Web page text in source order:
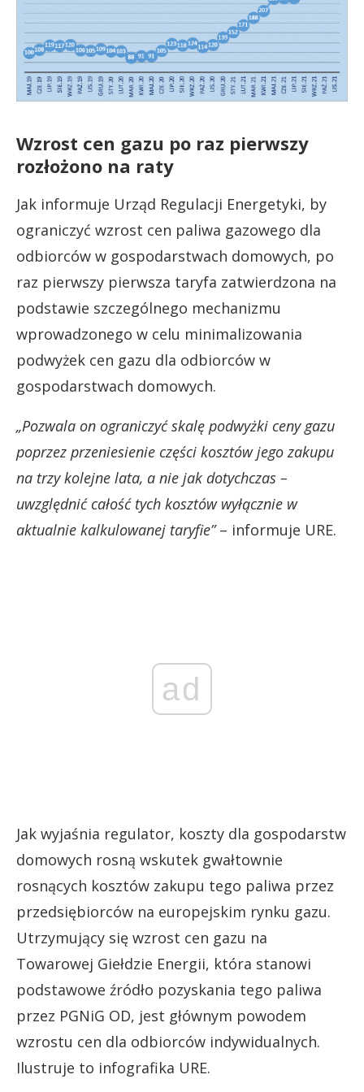
Wzrost cen gazu po raz pierwszy
rozłożono na raty
Jak informuje Urząd Regulacji Energetyki, by
ograniczyć wzrost cen paliwa gazowego dla
odbiorców w gospodarstwach domowych, po
raz pierwszy pierwsza taryfa zatwierdzona na
podstawie szczególnego mechanizmu
wprowadzonego w celu minimalizowania
podwyżek cen gazu dla odbiorców w
gospodarstwach domowych.
„Pozwala on ograniczyć skalę podwyżki ceny gazu
poprzez przeniesienie części kosztów jego zakupu
na trzy kolejne lata, a nie jak dotychczas –
uwzględnić całość tych kosztów wyłącznie w
aktualnie kalkulowanej taryfie”– informuje URE.
ad
Jak wyjaśnia regulator, koszty dla gospodarstw
domowych rosną wskutek gwałtownie
rosnących kosztów zakupu tego paliwa przez
przedsiębiorców na europejskim rynku gazu.
Utrzymujący się wzrost cen gazu na
Towarowej Giełdzie Energii, która stanowi
podstawowe źródło pozyskania tego paliwa
przez PGNiG OD, jest głównym powodem
wzrostu cen dla odbiorców indywidualnych.
Ilustruje to infografika URE.